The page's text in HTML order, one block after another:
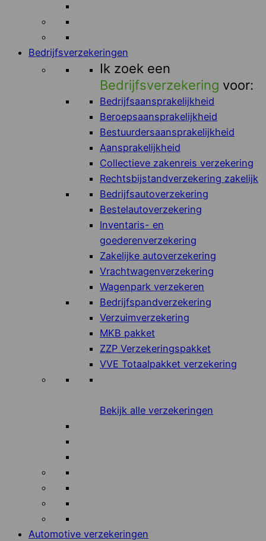
Bedrijfsverzekeringen
Ik zoek een
Bedrijfsverzekering voor:
Bedrijfsaansprakelijkheid
Beroepsaansprakelijkheid
Bestuurdersaansprakelijkheid
Aansprakelijkheid
Collectieve zakenreis verzekering
Rechtsbijstandverzekering zakelijk
Bedrijfsautoverzekering
Bestelautoverzekering
Inventaris- en
goederenverzekering
Zakelijke autoverzekering
Vrachtwagenverzekering
Wagenpark verzekeren
Bedrijfspandverzekering
Verzuimverzekering
MKB pakket
ZZP Verzekeringspakket
VVE Totaalpakket verzekering
Bekijk alle verzekeringen
Automotive verzekeringen